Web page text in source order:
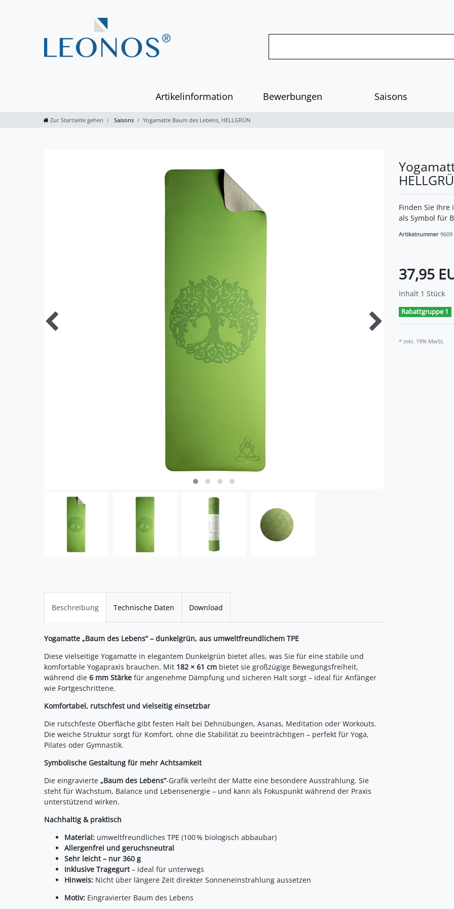
Artikelinformation Bewerbungen Saisons
Zur Startseite gehen Saisons Yogamatte Baum des Lebens, HELLGRÜN
Finden Sie Ihre
als Symbol für
Artikelnummer 9609
37,95
Inhalt 1 Stück
Rabattgruppe 1
* inkl. 19% MwSt.
Beschreibung Technische Daten Download
Yogamatte „Baum des Lebens“ – dunkelgrün, aus umweltfreundlichem TPE
Diese vielseitige Yogamatte in elegantem Dunkelgrün bietet alles, was Sie für eine stabile und
komfortable Yogapraxis brauchen. Mit 182 × 61 cm bietet sie großzügige Bewegungsfreiheit,
während die 6 mm Stärke für angenehme Dämpfung und sicheren Halt sorgt – ideal für Anfänger
wie Fortgeschrittene.
Komfortabel, rutschfest und vielseitig einsetzbar
Die rutschfeste Oberfläche gibt festen Halt bei Dehnübungen, Asanas, Meditation oder Workouts.
Die weiche Struktur sorgt für Komfort, ohne die Stabilität zu beeinträchtigen – perfekt für Yoga,
Pilates oder Gymnastik.
Symbolische Gestaltung für mehr Achtsamkeit
Die eingravierte „Baum des Lebens“-Grafik verleiht der Matte eine besondere Ausstrahlung. Sie
steht für Wachstum, Balance und Lebensenergie – und kann als Fokuspunkt während der Praxis
unterstützend wirken.
Nachhaltig & praktisch
Material: umweltfreundliches TPE (100 % biologisch abbaubar)
Allergenfrei und geruchsneutral
Sehr leicht – nur 360 g
Inklusive Tragegurt– ideal für unterwegs
Hinweis: Nicht über längere Zeit direkter Sonneneinstrahlung aussetzen
Motiv: Eingravierter Baum des Lebens